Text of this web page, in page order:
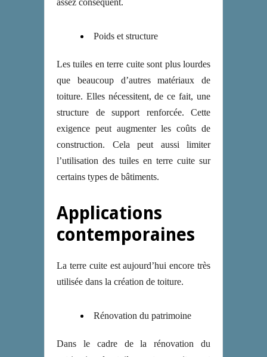
assez conséquent.
Poids et structure
Les tuiles en terre cuite sont plus lourdes
que beaucoup d’autres matériaux de
toiture. Elles nécessitent, de ce fait, une
structure de support renforcée. Cette
exigence peut augmenter les coûts de
construction. Cela peut aussi limiter
l’utilisation des tuiles en terre cuite sur
certains types de bâtiments.
Applications
contemporaines
La terre cuite est aujourd’hui encore très
utilisée dans la création de toiture.
Rénovation du patrimoine
Dans le cadre de la rénovation du